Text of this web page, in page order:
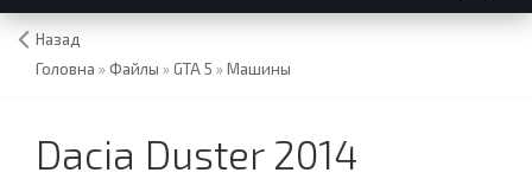
Назад
Головна »Файлы » GTA 5 »Машины
Dacia Duster 2014